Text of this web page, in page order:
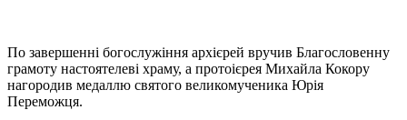
По завершенні богослужіння архієрей вручив Благословенну
грамоту настоятелеві храму, а протоієрея Михайла Кокору
нагородив медаллю святого великомученика Юрія
Переможця.